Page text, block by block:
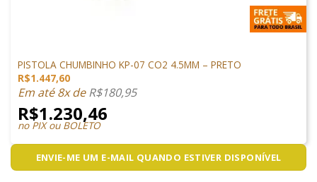
PISTOLA CHUMBINHO KP-07 CO2 4.5MM – PRETO
R$1.447,60
Em até 8x deR$180,95
R$1.230,46
no PIX ou BOLETO
ENVIE-ME UM E-MAIL QUANDO ESTIVER DISPONÍVEL